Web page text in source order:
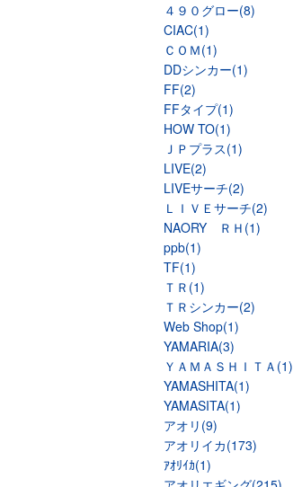
４９０グロー(8)
CIAC(1)
ＣＯＭ(1)
DDシンカー(1)
FF(2)
FFタイプ(1)
HOW TO(1)
ＪＰプラス(1)
LIVE(2)
LIVEサーチ(2)
ＬＩＶＥサーチ(2)
NAORY ＲＨ(1)
ppb(1)
TF(1)
ＴＲ(1)
ＴＲシンカー(2)
Web Shop(1)
YAMARIA(3)
ＹＡＭＡＳＨＩＴＡ(1)
YAMASHITA(1)
YAMASITA(1)
アオリ(9)
アオリイカ(173)
ｱｵﾘｲｶ(1)